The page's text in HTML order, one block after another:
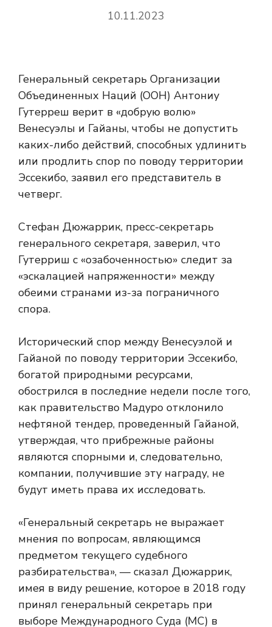
10.11.2023
Генеральный секретарь Организации
Объединенных Наций (ООН) Антониу
Гутерреш верит в «добрую волю»
Венесуэлы и Гайаны, чтобы не допустить
каких-либо действий, способных удлинить
или продлить спор по поводу территории
Эссекибо, заявил его представитель в
четверг.
Стефан Дюжаррик, пресс-секретарь
генерального секретаря, заверил, что
Гутерриш с «озабоченностью» следит за
«эскалацией напряженности» между
обеими странами из-за пограничного
спора.
Исторический спор между Венесуэлой и
Гайаной по поводу территории Эссекибо,
богатой природными ресурсами,
обострился в последние недели после того,
как правительство Мадуро отклонило
нефтяной тендер, проведенный Гайаной,
утверждая, что прибрежные районы
являются спорными и, следовательно,
компании, получившие эту награду, не
будут иметь права их исследовать.
«Генеральный секретарь не выражает
мнения по вопросам, являющимся
предметом текущего судебного
разбирательства», — сказал Дюжаррик,
имея в виду решение, которое в 2018 году
принял генеральный секретарь при
выборе Международного Суда (МС) в